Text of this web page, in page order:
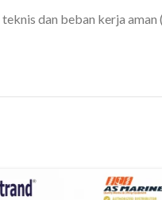
dan beban kerja